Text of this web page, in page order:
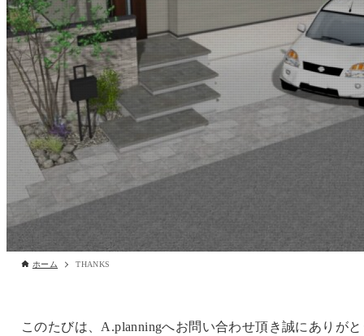
ホーム THANKS
このたびは、A.planningへお問い合わせ頂き誠にありが